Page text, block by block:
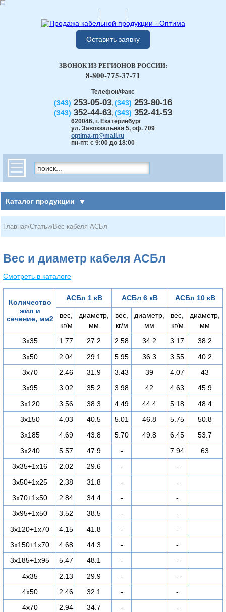
Оставить заявку
Телефон/Факс
(343) 253-05-03, (343) 253-80-16
(343) 352-44-63, (343) 352-41-53
620046, г. Екатеринбург
ул. Завокзальная 5, оф. 709
optima-nt@mail.ru
пн-пт: с 9:00 до 18:00
ЗВОНОК ИЗ РЕГИОНОВ РОССИИ:
8-800-775-37-71
Каталог продукции
Главная/Статьи/Вес кабеля АСБл
Вес и диаметр кабеля АСБл
Смотреть в каталоге
Количество
жил и
сечение, мм2
АСБл 1 кВ АСБл 6 кВ АСБл 10 кВ
вес,
кг/м
диаметр,
мм
вес,
кг/м
диаметр,
мм
вес,
кг/м
диаметр,
мм
3х35
1.77 27.2 2.58 34.2 3.17
38.2
3х50
2.04 29.1 5.95 36.3 3.55
40.2
3х70
2.46 31.9 3.43 39 4.07
43
3х95
3.02 35.2 3.98 42 4.63
45.9
3х120
3.56 38.3 4.49 44.4 5.18
48.4
3х150
4.03 40.5 5.01 46.8 5.75
50.8
3х185
4.69 43.8 5.70 49.8 6.45
53.7
3х240
5.57 47.9 - 7.94
63
3х35+1х16
2.02 29.6 -
-
3х50+1х25
2.38 31.8 -
-
3х70+1х50
2.84 34.4 -
-
3х95+1х50
3.52 38.5 -
-
3х120+1х70
4.15 41.8 -
-
3х150+1х70
4.68 44.3 -
-
3х185+1х95
5.47 48.1 -
-
4х35
2.13 29.9 -
-
4х50
2.46 32.1 -
-
4х70
2.94 34.7 -
-